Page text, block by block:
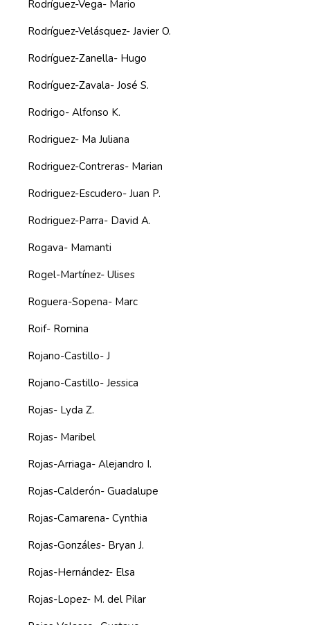
Rodríguez-Vega- Mario
Rodríguez-Velásquez- Javier O.
Rodríguez-Zanella- Hugo
Rodríguez-Zavala- José S.
Rodrigo- Alfonso K.
Rodriguez- Ma Juliana
Rodriguez-Contreras- Marian
Rodriguez-Escudero- Juan P.
Rodriguez-Parra- David A.
Rogava- Mamanti
Rogel-Martínez- Ulises
Roguera-Sopena- Marc
Roif- Romina
Rojano-Castillo- J
Rojano-Castillo- Jessica
Rojas- Lyda Z.
Rojas- Maribel
Rojas-Arriaga- Alejandro I.
Rojas-Calderón- Guadalupe
Rojas-Camarena- Cynthia
Rojas-Gonzáles- Bryan J.
Rojas-Hernández- Elsa
Rojas-Lopez- M. del Pilar